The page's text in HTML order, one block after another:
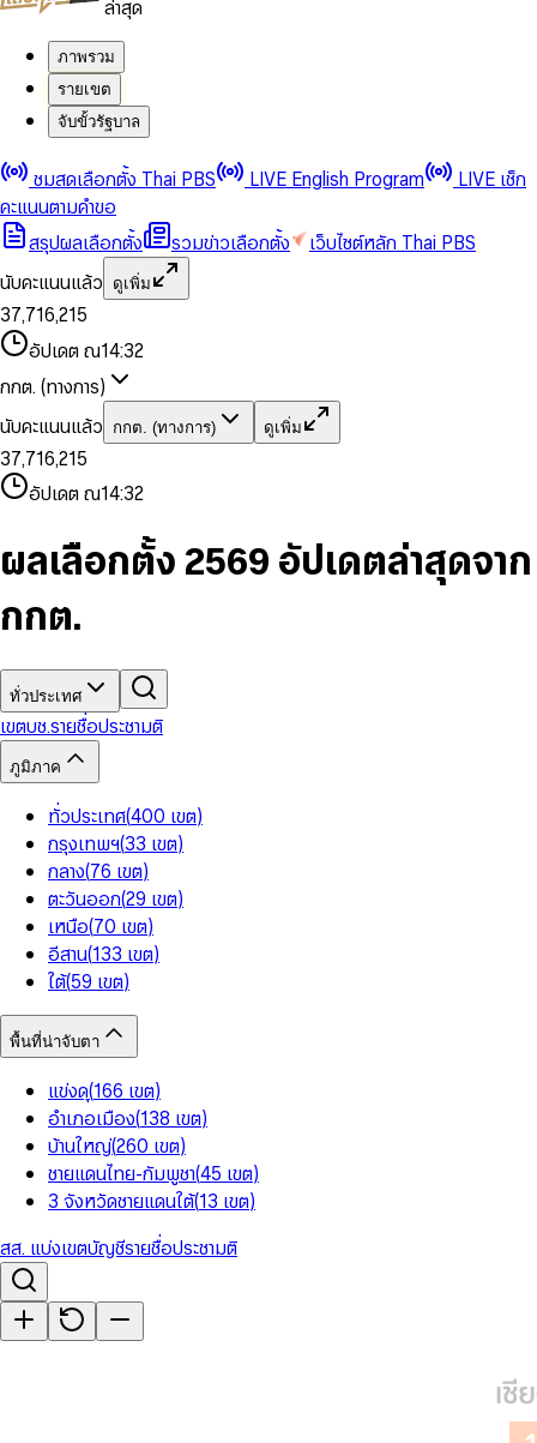
ล่าสุด
ภาพรวม
รายเขต
จับขั้วรัฐบาล
ชมสดเลือกตั้ง Thai PBS LIVE English Program
LIVE เช็ก
คะแนนตามคำขอ
สรุปผลเลือกตั้ง
รวมข่าวเลือกตั้ง
เว็บไซต์หลัก Thai PBS
นับคะแนนแล้ว
ดูเพิ่ม
0
1
2
3
4
5
6
8
9
0
1
2
3
4
5
6
7
8
9
,
0
1
2
4
6
7
8
9
0
1
2
3
4
5
6
7
8
9
0
1
3
5
6
7
8
9
,
1
2
4
5
7
8
9
0
1
3
4
6
7
8
9
0
2
3
4
5
7
8
อัปเดต ณ14:32
กกต. (ทางการ)
นับคะแนนแล้ว
กกต. (ทางการ) ดูเพิ่ม
0
1
2
3
4
5
7
8
0
1
2
4
5
6
7
8
9
,
0
1
2
4
6
7
8
9
0
1
2
3
5
6
8
9
0
1
3
5
6
7
8
,
1
2
4
6
7
9
0
1
3
5
6
8
9
0
2
3
4
5
7
9
อัปเดต ณ14:32
ผลเลือกตั้ง 2569 อัปเดตล่าสุดจาก
กกต.
ทั่วประเทศ
เขตบช.รายชื่อประชามติ
ภูมิภาค
ทั่วประเทศ(400 เขต)
กรุงเทพฯ(33 เขต)
กลาง(76 เขต)
ตะวันออก(29 เขต)
เหนือ(70 เขต)
อีสาน(133 เขต)
ใต้(59 เขต)
พื้นที่น่าจับตา
แข่งดุ(166 เขต)
อำเภอเมือง(138 เขต)
บ้านใหญ่(260 เขต)
ชายแดนไทย-กัมพูชา(45 เขต)
3 จังหวัดชายแดนใต้(13 เขต)
สส. แบ่งเขตบัญชีรายชื่อประชามติ